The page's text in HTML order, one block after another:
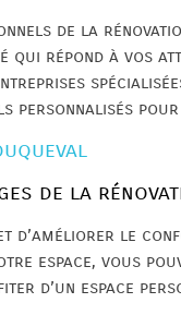
de la
qui répond à vos
personnalisés
de la
d’améliorer le
espace, vous
d’un espace